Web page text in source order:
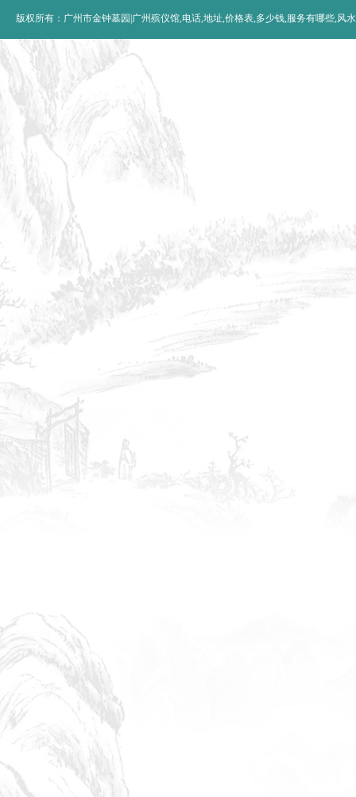
版权所有：广州市金钟墓园|广州殡仪馆,电话,地址,价格表,多少钱,服务有哪些,